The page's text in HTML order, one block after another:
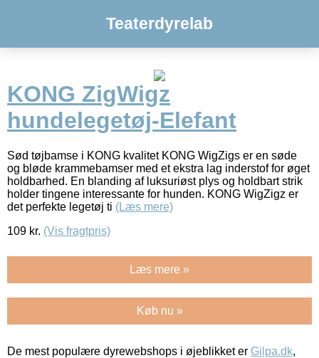
Teaterdyrelab
KONG ZigWigz
hundelegetøj-Elefant
Sød tøjbamse i KONG kvalitet KONG WigZigs er en søde
og bløde krammebamser med et ekstra lag inderstof for øget
holdbarhed. En blanding af luksuriøst plys og holdbart strik
holder tingene interessante for hunden. KONG WigZigz er
det perfekte legetøj ti (Læs mere)
109 kr. (Vis fragtpris)
Læs mere »
Køb nu »
De mest populære dyrewebshops i øjeblikket er Gilpa.dk,